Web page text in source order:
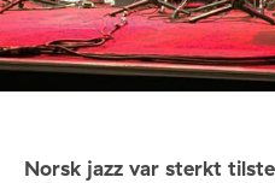
Norsk jazz var sterkt